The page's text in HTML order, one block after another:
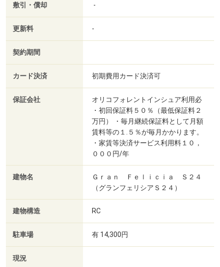
敷引・償却 -
更新料 -
契約期間
カード決済 初期費用カード決済可
保証会社
オリコフォレントインシュア利用必
・初回保証料５０％（最低保証料２
万円） ・毎月継続保証料として月額
賃料等の１.５％が毎月かかります。
・家賃等決済サービス利用料１０，
０００円/年
建物名
Ｇｒａｎ Ｆｅｌｉｃｉａ Ｓ２４
（グランフェリシアＳ２４）
建物構造 RC
駐車場 有 14,300円
現況